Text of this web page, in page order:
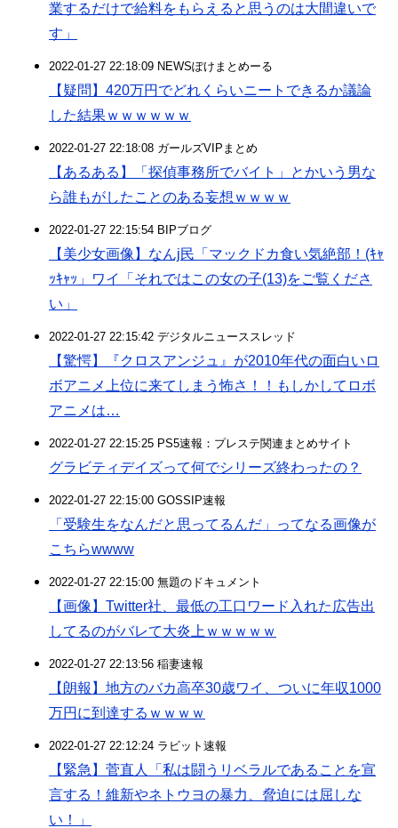
業するだけで給料をもらえると思うのは大間違いで
す」
2022-01-27 22:18:09 NEWSぽけまとめーる
【疑問】420万円でどれくらいニートできるか議論
した結果ｗｗｗｗｗｗ
2022-01-27 22:18:08 ガールズVIPまとめ
【あるある】「探偵事務所でバイト」とかいう男な
ら誰もがしたことのある妄想ｗｗｗｗ
2022-01-27 22:15:54 BIPブログ
【美少女画像】なんj民「マックドカ食い気絶部！(ｷｬ
ｯｷｬｯ」ワイ「それではこの女の子(13)をご覧くださ
い」
2022-01-27 22:15:42 デジタルニューススレッド
【驚愕】『クロスアンジュ』が2010年代の面白いロ
ボアニメ上位に来てしまう怖さ！！もしかしてロボ
アニメは…
2022-01-27 22:15:25 PS5速報：プレステ関連まとめサイト
グラビティデイズって何でシリーズ終わったの？
2022-01-27 22:15:00 GOSSIP速報
「受験生をなんだと思ってるんだ」ってなる画像が
こちらwwww
2022-01-27 22:15:00 無題のドキュメント
【画像】Twitter社、最低の工口ワード入れた広告出
してるのがバレて大炎上ｗｗｗｗｗ
2022-01-27 22:13:56 稲妻速報
【朗報】地方のバカ高卒30歳ワイ、ついに年収1000
万円に到達するｗｗｗｗ
2022-01-27 22:12:24 ラビット速報
【緊急】菅直人「私は闘うリベラルであることを宣
言する！維新やネトウヨの暴力、脅迫には屈しな
い！」